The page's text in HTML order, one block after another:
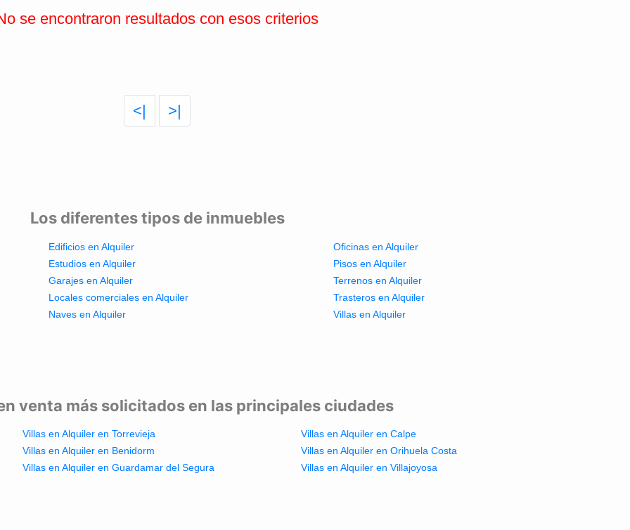
se encontraron resultados con esos criterios
<| >|
Los diferentes tipos de inmuebles
Edificios en Alquiler
Estudios en Alquiler
Garajes en Alquiler
Locales comerciales en Alquiler
Naves en Alquiler
Oficinas en Alquiler
Pisos en Alquiler
Terrenos en Alquiler
Trasteros en Alquiler
Villas en Alquiler
venta más solicitados en las principales ciudades
Villas en Alquiler en Torrevieja
Villas en Alquiler en Benidorm
Villas en Alquiler en Guardamar del Segura
Villas en Alquiler en Calpe
Villas en Alquiler en Orihuela Costa
Villas en Alquiler en Villajoyosa